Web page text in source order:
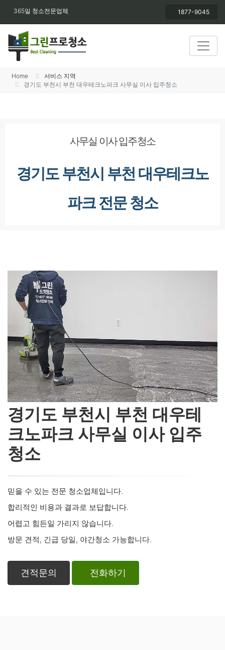
365일 청소전문업체 1877-9045
Home
서비스 지역
경기도 부천시 부천 대우테크노파크 사무실 이사 입주청소
사무실 이사 입주청소
경기도 부천시 부천 대우테크노
파크 전문 청소
경기도 부천시 부천 대우테
크노파크 사무실 이사 입주
청소
믿을 수 있는 전문 청소업체입니다.
합리적인 비용과 결과로 보답합니다.
어렵고 힘든일 가리지 않습니다.
방문 견적, 긴급 당일, 야간청소 가능합니다.
견적문의 전화하기